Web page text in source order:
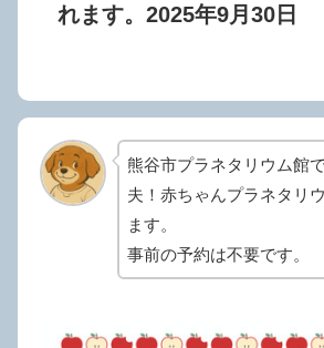
れます。2025年9月30日
熊谷市プラネタリウム館
夫！赤ちゃんプラネタリ
ます。
事前の予約は不要です。